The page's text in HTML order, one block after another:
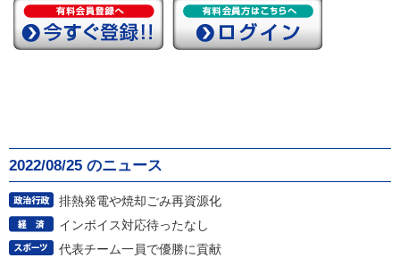
2022/08/25 のニュース
排熱発電や焼却ごみ再資源化
インボイス対応待ったなし
代表チーム一員で優勝に貢献